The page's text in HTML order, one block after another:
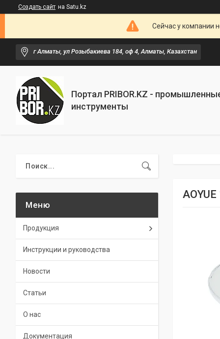
Создать сайт на Satu.kz
Сейчас у компании
г Алматы, ул Розыбакиева 184, оф 4, Алматы, Казахстан
Портал PRIBOR.KZ -
инструменты
Продукция
Инструкции и руководства
Новости
Статьи
О нас
Документация